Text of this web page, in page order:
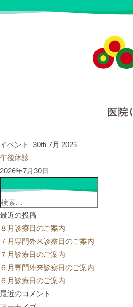
イベント: 30th 7月 2026
午後休診
2026年7月30日
最近の投稿
８月診療日のご案内
７月専門外来診察日のご案内
７月診療日のご案内
６月専門外来診察日のご案内
６月診療日のご案内
最近のコメント